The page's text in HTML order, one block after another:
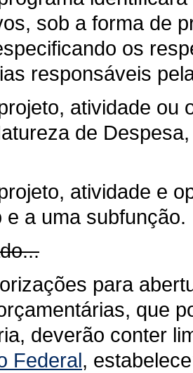
sob a forma de
os
responsáveis
atividade ou
de
atividade e
e a uma subfunção.
para
que
deverão conter
Federal,